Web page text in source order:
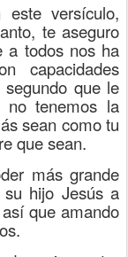
versículo,
te aseguro
a todos nos ha
capacidades
que le
no tenemos la
sean como tu
que sean.
más grande
hijo Jesús a
que amando